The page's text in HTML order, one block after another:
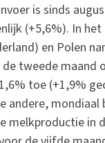
is sinds
(+5,6%). In
en Polen
tweede maand
toe (+1,9%
andere,
melkproductie in